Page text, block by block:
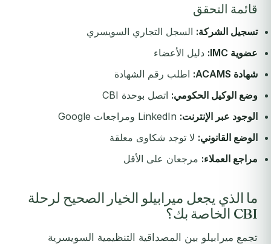
قائمة التحقق
تسجيل الشركة: السجل التجاري السويسري
عضوية IMC:
دليل الأعضاء
شهادة ACAMS:
اطلب رقم الشهادة
وضع الوكيل الحكومي: اتصل بوحدة CBI
الوجود عبر الإنترنت:
الوضع القانوني: لا توجد شكاوى معلقة
مراجع العملاء: مرجعان على الأقل
ما الذي يجعل ميرابيلو الخيار الصحيح لرحلة
CBI الخاصة بك؟
تجمع ميرابيلو بين المصداقية التنظيمية السويسرية